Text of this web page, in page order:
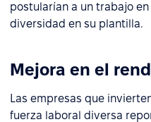
postularían a un trabajo
diversidad en su plantilla.
Mejora en el
Las empresas que
fuerza laboral diversa